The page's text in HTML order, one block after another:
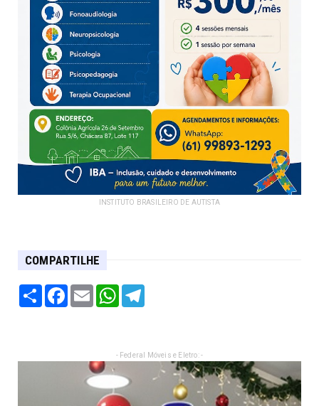
INSTITUTO BRASILEIRO DE AUTISTA
COMPARTILHE
Share Facebook
Email WhatsApp
- Federal Móveis e Eletro: -